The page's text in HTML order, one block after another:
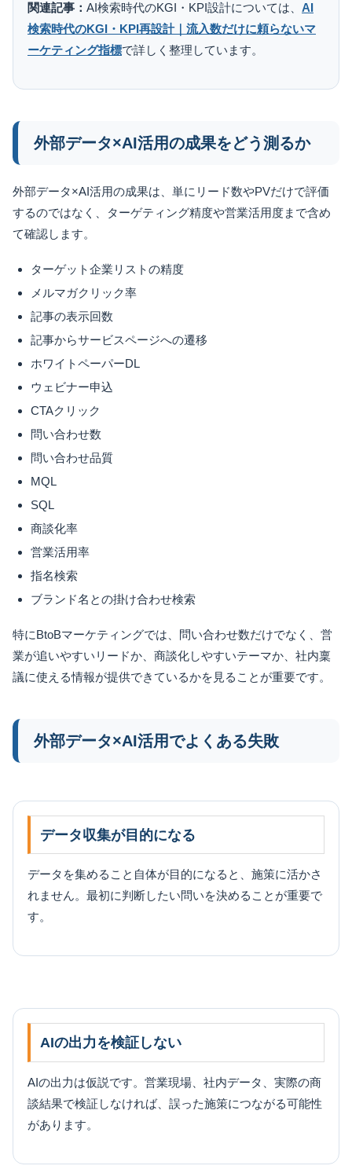
関連記事： AI検索時代のKGI・KPI設計については、 AI
検索時代のKGI・KPI再設計｜流入数だけに頼らないマ
ーケティング指標で詳しく整理しています。
外部データ×AI活用の成果をどう測るか
外部データ×AI活用の成果は、単にリード数やPVだけで評価
するのではなく、ターゲティング精度や営業活用度まで含め
て確認します。
ターゲット企業リストの精度
メルマガクリック率
記事の表示回数
記事からサービスページへの遷移
ホワイトペーパーDL
ウェビナー申込
CTAクリック
問い合わせ数
問い合わせ品質
MQL
SQL
商談化率
営業活用率
指名検索
ブランド名との掛け合わせ検索
特にBtoBマーケティングでは、問い合わせ数だけでなく、営
業が追いやすいリードか、商談化しやすいテーマか、社内稟
議に使える情報が提供できているかを見ることが重要です。
外部データ×AI活用でよくある失敗
データ収集が目的になる
データを集めること自体が目的になると、施策に活かさ
れません。最初に判断したい問いを決めることが重要で
す。
AIの出力を検証しない
AIの出力は仮説です。営業現場、社内データ、実際の商
談結果で検証しなければ、誤った施策につながる可能性
があります。